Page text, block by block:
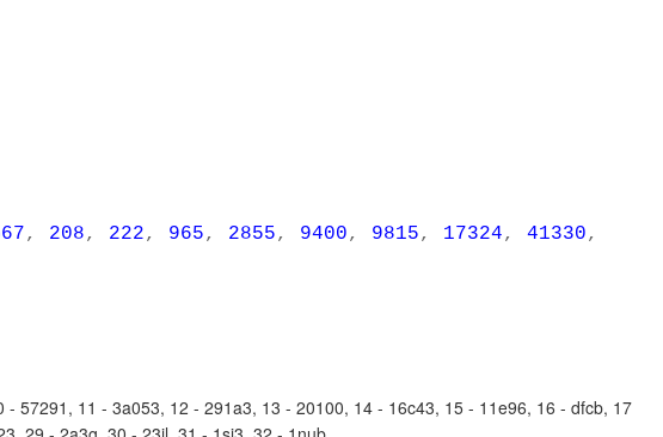
, 208, 222, 965, 2855, 9400, 9815, 17324, 41330,
57291, 11 - 3a053, 12 - 291a3, 13 - 20100, 14 - 16c43, 15 - 11e96, 16 - dfcb, 17